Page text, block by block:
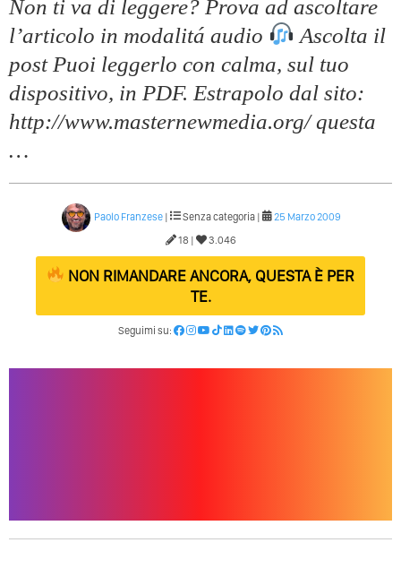
Come Promuoversi Nel Wedding? Il Mio Intervento Per
L’Accademia Del Wedding
Non ti va di leggere? Prova ad ascoltare
l’articolo in modalitá audio
Ascolta il
post Puoi leggerlo con calma, sul tuo
dispositivo, in PDF. Estrapolo dal sito:
http://www.masternewmedia.org/ questa
…
Paolo Franzese | Senza categoria |
25 Marzo 2009
18 |
3.046
NON RIMANDARE ANCORA, QUESTA È PER
TE.
Seguimi su: